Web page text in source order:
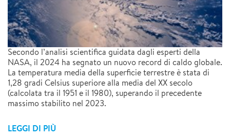
Secondo l’analisi scientifica guidata dagli esperti della
NASA, il 2024 ha segnato un nuovo record di caldo globale.
La temperatura media della superficie terrestre è stata di
1,28 gradi Celsius superiore alla media del XX secolo
(calcolata tra il 1951 e il 1980), superando il precedente
massimo stabilito nel 2023.
LEGGI DI PIÙ